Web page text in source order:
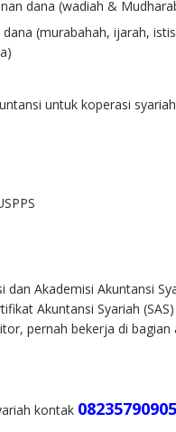
dana (wadiah &
(murabahah, ijarah,
untuk koperasi
dan Akademisi Akuntansi
Akuntansi Syariah
pernah bekerja di
kontak